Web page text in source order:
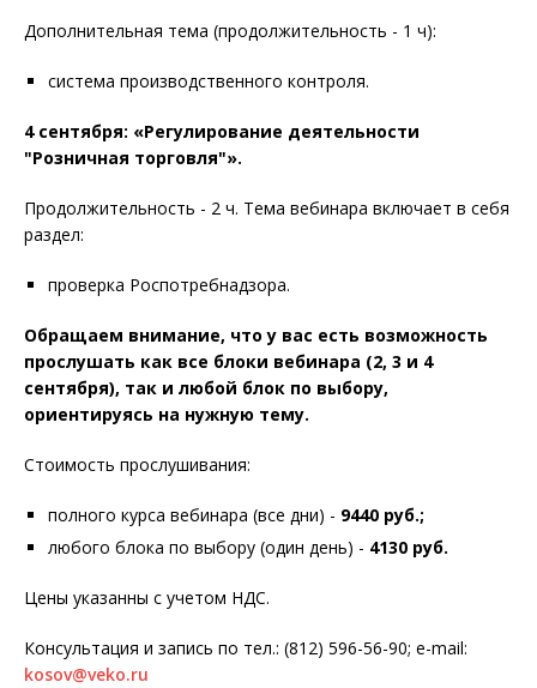
Дополнительная тема (продолжительность - 1 ч):
система производственного контроля.
4 сентября: «Регулирование деятельности
"Розничная торговля"».
Продолжительность - 2 ч. Тема вебинара включает в себя
раздел:
проверка Роспотребнадзора.
Обращаем внимание, что у вас есть возможность
прослушать как все блоки вебинара (2, 3 и 4
сентября), так и любой блок по выбору,
ориентируясь на нужную тему.
Стоимость прослушивания:
полного курса вебинара (все дни) - 9440 руб.;
любого блока по выбору (один день) - 4130 руб.
Цены указанны с учетом НДС.
Консультация и запись по тел.: (812) 596-56-90; e-mail:
kosov@veko.ru